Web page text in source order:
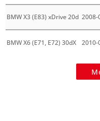
BMW X3 (E83) xDrive 20d 2008-
BMW X6 (E71, E72) 30dX 2010-